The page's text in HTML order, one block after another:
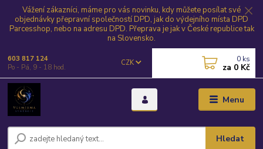
Vážení zákazníci, máme pro vás novinku, kdy můžete posílat své
objednávky přepravní společností DPD, jak do výdejního místa DPD
Parcesshop, nebo na adresu DPD. Přeprava je jak v České republice tak
na Slovensko.
Menu
CZK
Hledat
603 817 124
Po - Pá, 9 - 18 hod.
0 ks
za 0 Kč